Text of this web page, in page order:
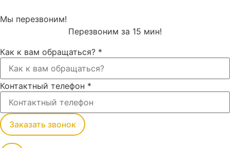
Мы перезвоним!
Перезвоним за 15 мин!
Как к вам обращаться? *
Контактный телефон *
Заказать звонок